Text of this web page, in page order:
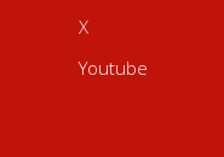
X
Youtube